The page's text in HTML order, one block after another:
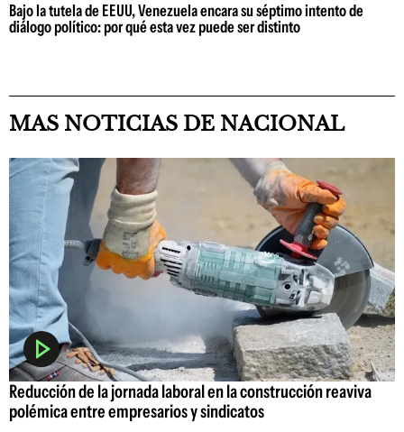
Bajo la tutela de EEUU, Venezuela encara su séptimo intento de
diálogo político: por qué esta vez puede ser distinto
MAS NOTICIAS DE NACIONAL
Reducción de la jornada laboral en la construcción reaviva
polémica entre empresarios y sindicatos